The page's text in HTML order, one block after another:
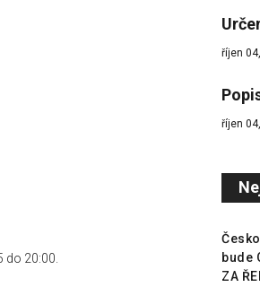
20:00.
říjen
říjen
bude
ZA